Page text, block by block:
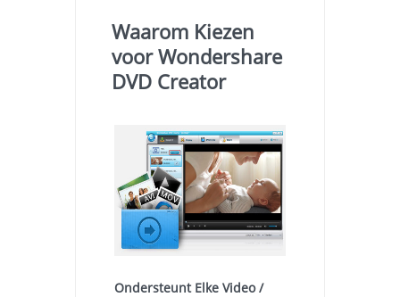
Waarom Kiezen
voor Wondershare
DVD Creator
Ondersteunt Elke Video /